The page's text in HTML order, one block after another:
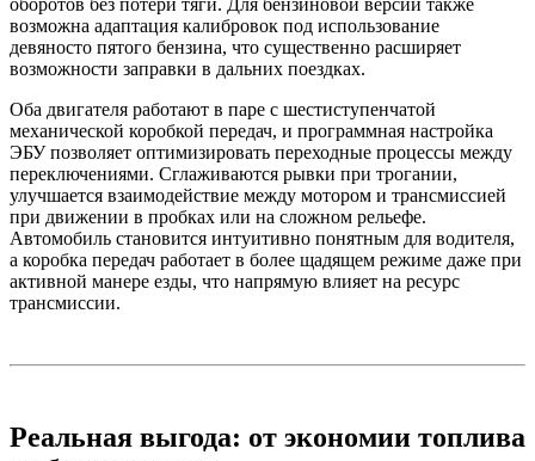
оборотов без потери тяги. Для бензиновой версии также
возможна адаптация калибровок под использование
девяносто пятого бензина, что существенно расширяет
возможности заправки в дальних поездках.
Оба двигателя работают в паре с шестиступенчатой
механической коробкой передач, и программная настройка
ЭБУ позволяет оптимизировать переходные процессы между
переключениями. Сглаживаются рывки при трогании,
улучшается взаимодействие между мотором и трансмиссией
при движении в пробках или на сложном рельефе.
Автомобиль становится интуитивно понятным для водителя,
а коробка передач работает в более щадящем режиме даже при
активной манере езды, что напрямую влияет на ресурс
трансмиссии.
Реальная выгода: от экономии топлива